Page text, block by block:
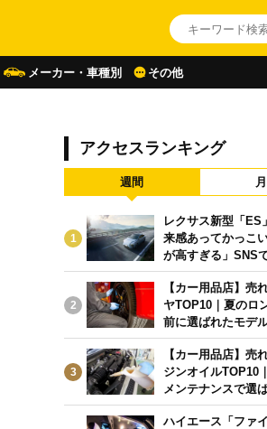
メーカー・車種別 その他
アクセスランキング
週間
1
レクサス新型「ES
来感あってかっこ
が高すぎる」SNS
2
【カー用品店】売
ヤTOP10｜夏のロ
前に選ばれたモデ
年6月版】
3
【カー用品店】売
ジンオイルTOP10
メンテナンスで選
気モデルは？【
ハイエース「ファ